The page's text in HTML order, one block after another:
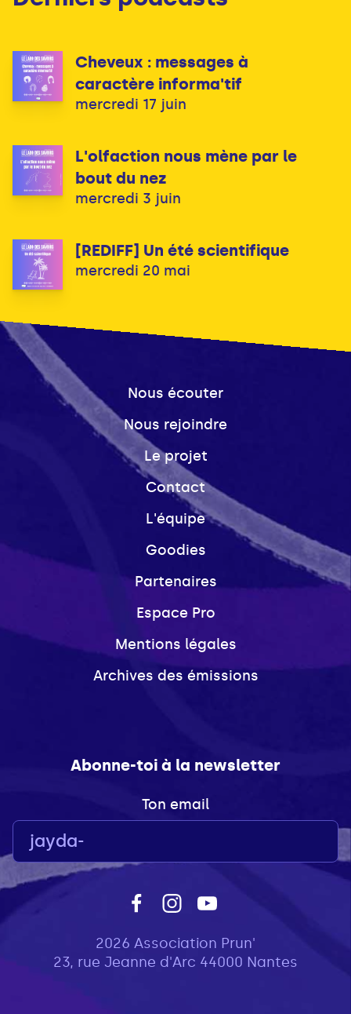
Cheveux : messages à
caractère informa'tif
mercredi 17 juin
L'olfaction nous mène par le
bout du nez
mercredi 3 juin
[REDIFF] Un été scientifique
mercredi 20 mai
Nous écouter
Nous rejoindre
Le projet
Contact
L'équipe
Goodies
Partenaires
Espace Pro
Mentions légales
Archives des émissions
Abonne-toi à la newsletter
Ton email
2026 Association Prun'
23, rue Jeanne d'Arc 44000 Nantes